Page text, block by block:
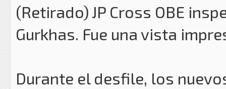
(Retirado) JP Cross OBE
Gurkhas. Fue una vista
Durante el desfile, los